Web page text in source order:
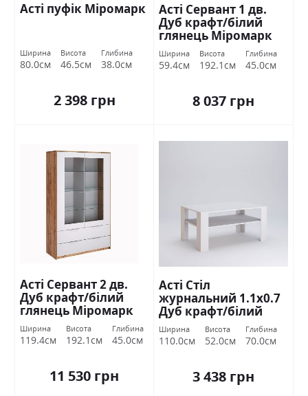
Асті пуфік Міромарк
Ширина
80.0см
Висота
46.5см
Глибина
38.0см
2 398 грн
Асті Сервант 1 дв.
Дуб крафт/білий
глянець Міромарк
Ширина
59.4см
Висота
192.1см
Глибина
45.0см
8 037 грн
Асті Сервант 2 дв.
Дуб крафт/білий
глянець Міромарк
Ширина
119.4см
Висота
192.1см
Глибина
45.0см
11 530 грн
Асті Стіл
журнальний 1.1х0.7
Дуб крафт/білий
глянець Міромарк
Ширина
110.0см
Висота
52.0см
Глибина
70.0см
3 438 грн